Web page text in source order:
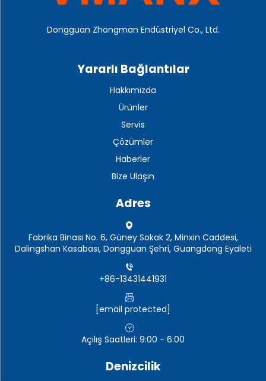
Dongguan Zhongman Endüstriyel Co., Ltd.
Yararlı Bağlantılar
Hakkımızda
Ürünler
Servis
Çözümler
Haberler
Bize Ulaşın
Adres
Fabrika Binası No. 6, Güney Sokak 2, Minxin Caddesi,
Dalingshan Kasabası, Dongguan Şehri, Guangdong Eyaleti
+86-13431441931
[email protected]
Açılış Saatleri: 9:00 - 6:00
Denizcilik